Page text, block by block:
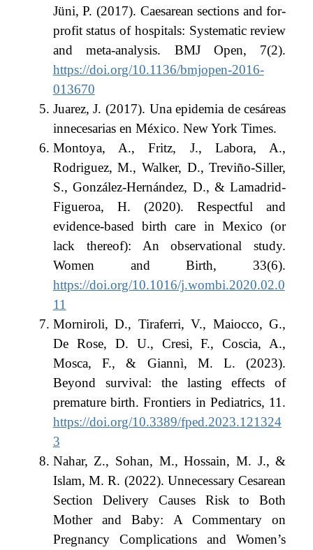
Jüni, P. (2017). Caesarean sections and for-
profit status of hospitals: Systematic review
and meta-analysis. BMJ Open, 7(2).
https://doi.org/10.1136/bmjopen-2016-
013670
Juarez, J. (2017). Una epidemia de cesáreas
innecesarias en México. New York Times.
Montoya, A., Fritz, J., Labora, A.,
Rodriguez, M., Walker, D., Treviño-Siller,
S., González-Hernández, D., & Lamadrid-
Figueroa, H. (2020). Respectful and
evidence-based birth care in Mexico (or
lack thereof): An observational study.
Women and Birth, 33(6).
https://doi.org/10.1016/j.wombi.2020.02.0
11
Morniroli, D., Tiraferri, V., Maiocco, G.,
De Rose, D. U., Cresi, F., Coscia, A.,
Mosca, F., & Giannì, M. L. (2023).
Beyond survival: the lasting effects of
premature birth. Frontiers in Pediatrics, 11.
https://doi.org/10.3389/fped.2023.121324
3
Nahar, Z., Sohan, M., Hossain, M. J., &
Islam, M. R. (2022). Unnecessary Cesarean
Section Delivery Causes Risk to Both
Mother and Baby: A Commentary on
Pregnancy Complications and Women’s